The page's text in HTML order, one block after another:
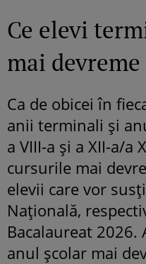
Ce elevi
mai
Ca de obicei în
anii terminali și
a VIII-a și a XII-a/a
cursurile mai
elevii care vor
Națională,
Bacalaureat 2026.
anul școlar mai